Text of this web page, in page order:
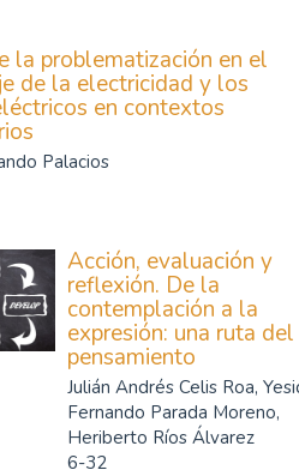
la problematización en el
de la electricidad y los
en contextos
Palacios
Acción, evaluación y
reflexión. De la
contemplación a la
expresión: una ruta del
pensamiento
Julián Andrés Celis Roa,
Fernando Parada Moreno,
Heriberto Ríos Álvarez
6-32